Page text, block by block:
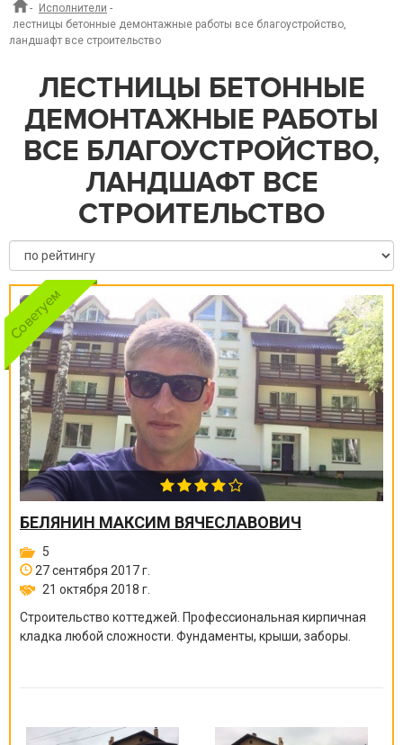
- Исполнители -
лестницы бетонные демонтажные работы все благоустройство,
ландшафт все строительство
ЛЕСТНИЦЫ БЕТОННЫЕ
ДЕМОНТАЖНЫЕ РАБОТЫ
ВСЕ БЛАГОУСТРОЙСТВО,
ЛАНДШАФТ ВСЕ
СТРОИТЕЛЬСТВО
БЕЛЯНИН МАКСИМ ВЯЧЕСЛАВОВИЧ
5
27 сентября 2017 г.
21 октября 2018 г.
Строительство коттеджей. Профессиональная кирпичная
кладка любой сложности. Фундаменты, крыши, заборы.